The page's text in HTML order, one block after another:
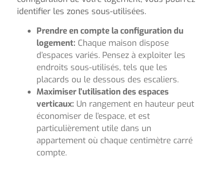
identifier les zones sous-utilisées.
Prendre en compte la configuration du
logement: Chaque maison dispose
d’espaces variés. Pensez à exploiter les
endroits sous-utilisés, tels que les
placards ou le dessous des escaliers.
Maximiser l’utilisation des espaces
verticaux: Un rangement en hauteur peut
économiser de l’espace, et est
particulièrement utile dans un
appartement où chaque centimètre carré
compte.